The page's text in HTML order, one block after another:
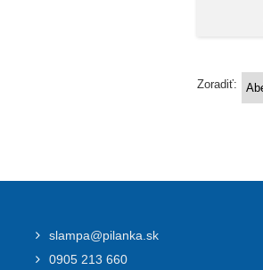
Zoradiť:
slampa@pilanka.sk
0905 213 660